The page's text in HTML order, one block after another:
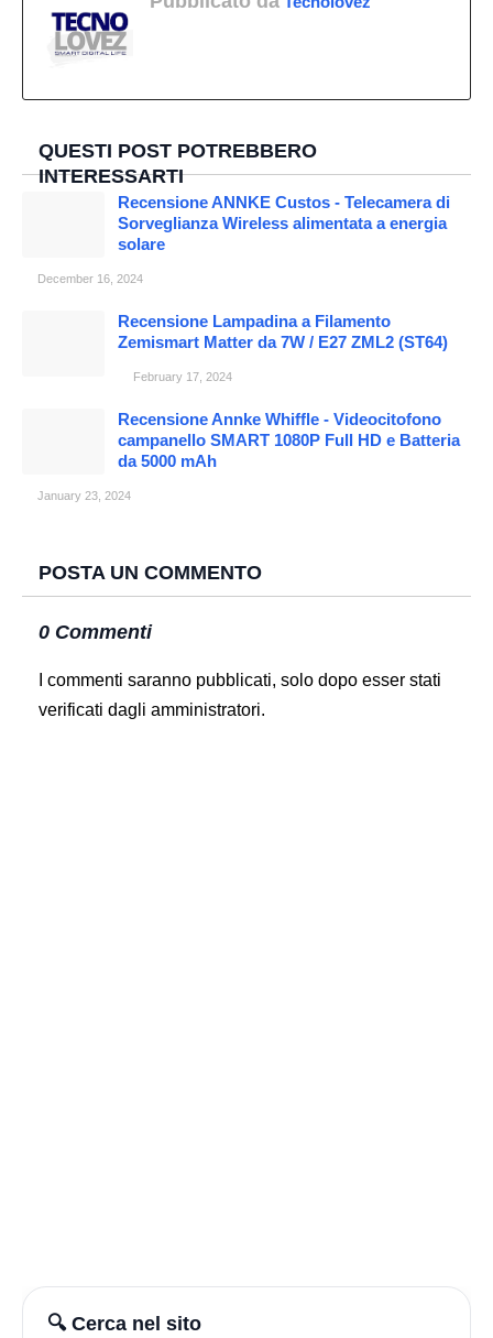
QUESTI POST POTREBBERO
INTERESSARTI
Recensione ANNKE Custos - Telecamera di
Sorveglianza Wireless alimentata a energia
solare
December 16, 2024
Recensione Lampadina a Filamento
Zemismart Matter da 7W / E27 ZML2 (ST64)
February 17, 2024
Recensione Annke Whiffle - Videocitofono
campanello SMART 1080P Full HD e Batteria
da 5000 mAh
January 23, 2024
POSTA UN COMMENTO
0 Commenti
I commenti saranno pubblicati, solo dopo esser stati
verificati dagli amministratori.
🔍 Cerca nel sito